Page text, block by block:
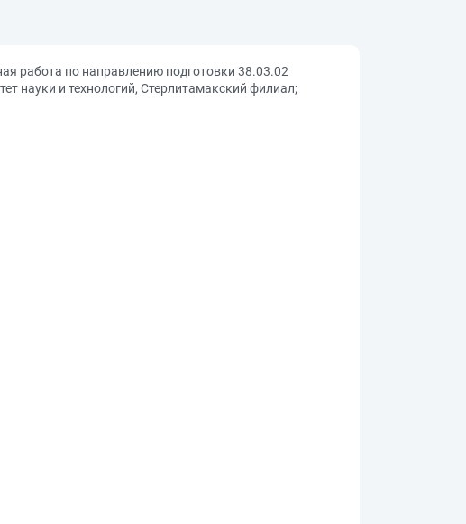
работа по направлению подготовки 38.03.02
науки и технологий, Стерлитамакский филиал;